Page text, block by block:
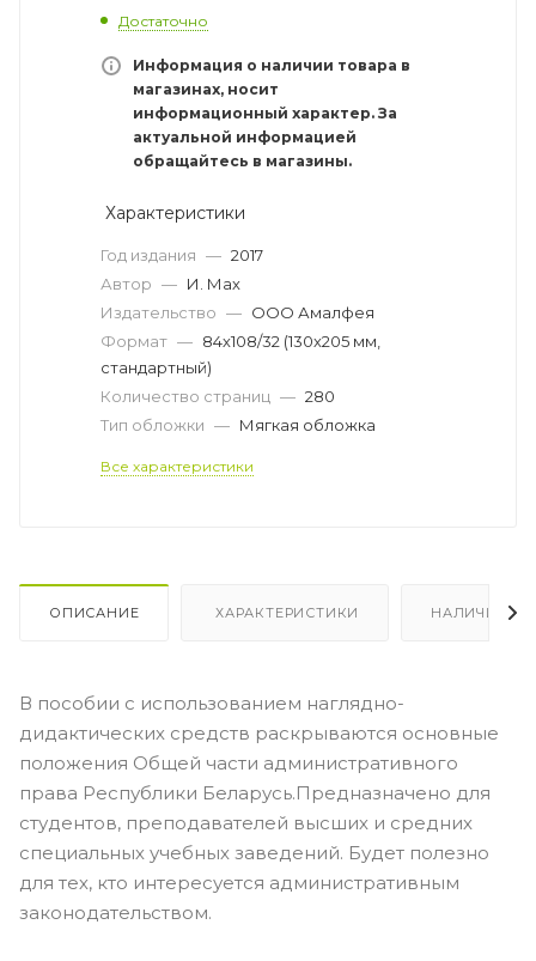
Достаточно
Информация о наличии товара в
магазинах, носит
информационный характер. За
актуальной информацией
обращайтесь в магазины.
Характеристики
Год издания — 2017
Автор — И. Мах
Издательство — ООО Амалфея
Формат — 84х108/32 (130х205 мм,
стандартный)
Количество страниц — 280
Тип обложки — Мягкая обложка
Все характеристики
ОПИСАНИЕ ХАРАКТЕРИСТИКИ НАЛИЧИЕ
В пособии с использованием наглядно-
дидактических средств раскрываются основные
положения Общей части административного
права Республики Беларусь.Предназначено для
студентов, преподавателей высших и средних
специальных учебных заведений. Будет полезно
для тех, кто интересуется административным
законодательством.